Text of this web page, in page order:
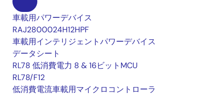
車載用パワーデバイス
RAJ2800024H12HPF
車載用インテリジェントパワーデバイス
データシート
RL78 低消費電力 8 & 16ビットMCU
RL78/F12
低消費電流車載用マイクロコントローラ